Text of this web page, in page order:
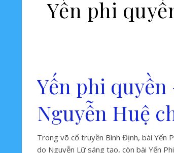
Yến phi
Yến phi
Nguyễn Huệ
Trong võ cổ truyền Bình Định, bài Yến
do Nguyễn Lữ sáng tạo, còn bài Yến